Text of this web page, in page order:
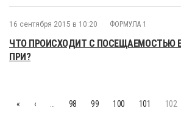
16 сентября 2015 в 10:20 ФОРМУЛА 1
ЧТО ПРОИСХОДИТ С ПОСЕЩАЕМОСТЬЮ
ПРИ?
« ‹ 98 99 100 101 102